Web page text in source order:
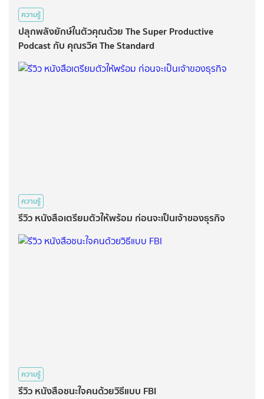
ความรู้
ปลุกพลังยักษ์ในตัวคุณด้วย The Super Productive
Podcast กับ คุณรวิศ The Standard
ความรู้
รีวิว หนังสือเตรียมตัวให้พร้อม ก่อนจะเป็นเจ้าของธุรกิจ
ความรู้
รีวิว หนังสือชนะใจคนด้วยวิธีแบบ FBI